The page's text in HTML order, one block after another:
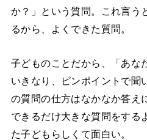
か？」という質問。これ言う
るから、よくできた質問。
子どものことだから、「あな
いきなり、ピンポイントで聞
の質問の仕方はなかなか答え
できるだけ大きな質問をする
た子どもらしくて面白い。